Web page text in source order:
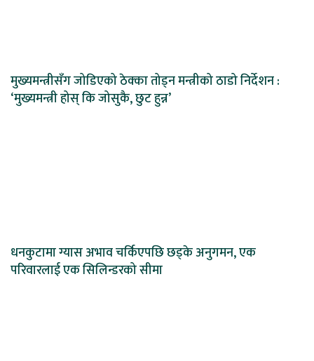
मुख्यमन्त्रीसँग जोडिएको ठेक्का तोड्न मन्त्रीको ठाडो निर्देशन :
‘मुख्यमन्त्री होस् कि जोसुकै, छुट हुन्न’
धनकुटामा ग्यास अभाव चर्किएपछि छड्के अनुगमन, एक
परिवारलाई एक सिलिन्डरको सीमा